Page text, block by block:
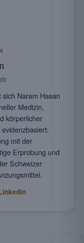
Naram Hasan
Medizin,
körperlicher
mit der
Erprobung und
Schweizer